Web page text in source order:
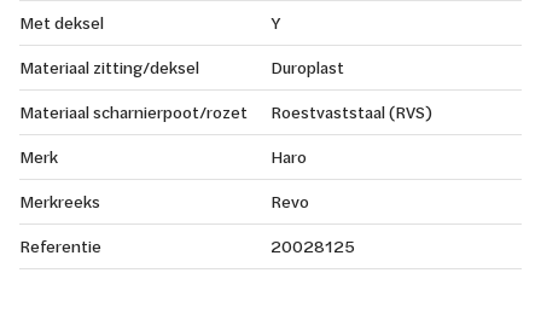
Met deksel
Y
Materiaal zitting/deksel
Duroplast
Materiaal scharnierpoot/rozet
Roestvaststaal (RVS)
Merk
Haro
Merkreeks
Revo
Referentie
20028125